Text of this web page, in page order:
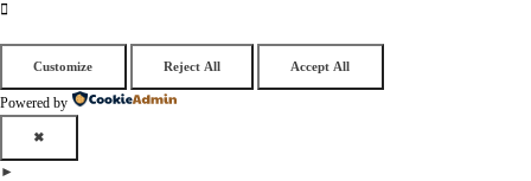
Customize Reject All Accept All
Powered by
✖
►